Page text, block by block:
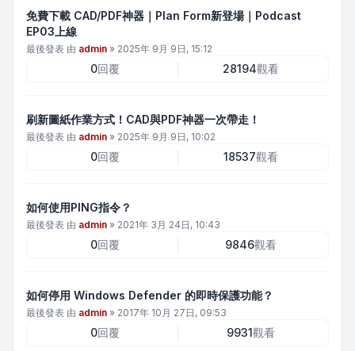
免費下載 CAD/PDF神器｜Plan Form新登場｜Podcast
EP03上線
最後發表 由 admin » 2025年 9月 9日, 15:12
0回覆 28194觀看
刷新圖紙作業方式！CAD與PDF神器一次帶走！
最後發表 由 admin » 2025年 9月 9日, 10:02
0回覆 18537觀看
如何使用PING指令？
最後發表 由 admin » 2021年 3月 24日, 10:43
0回覆 9846觀看
如何停用 Windows Defender 的即時保護功能？
最後發表 由 admin » 2017年 10月 27日, 09:53
0回覆 9931觀看